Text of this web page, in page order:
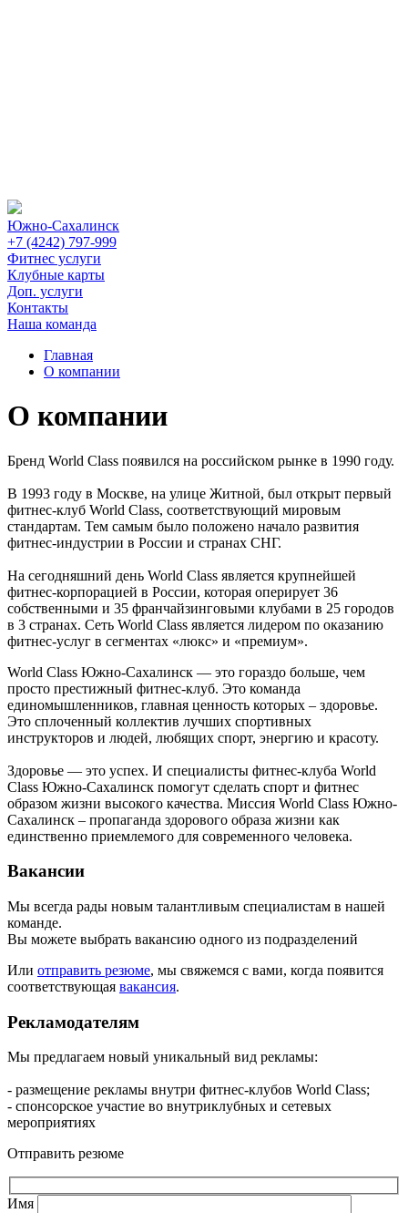
Южно-Сахалинск
+7 (4242) 797-999
Фитнес услуги
Клубные карты
Доп. услуги
Контакты
Наша команда
Главная
О компании
О компании
Бренд World Class появился на российском рынке в 1990 году.
В 1993 году в Москве, на улице Житной, был открыт первый
фитнес-клуб World Class, соответствующий мировым
стандартам. Тем самым было положено начало развития
фитнес-индустрии в России и странах СНГ.
На сегодняшний день World Class является крупнейшей
фитнес-корпорацией в России, которая оперирует 36
собственными и 35 франчайзинговыми клубами в 25 городов
в 3 странах. Сеть World Class является лидером по оказанию
фитнес-услуг в сегментах «люкс» и «премиум».
World Class Южно-Сахалинск — это гораздо больше, чем
просто престижный фитнес-клуб. Это команда
единомышленников, главная ценность которых – здоровье.
Это сплоченный коллектив лучших спортивных
инструкторов и людей, любящих спорт, энергию и красоту.
Здоровье — это успех. И специалисты фитнес-клуба World
Class Южно-Сахалинск помогут сделать спорт и фитнес
образом жизни высокого качества. Миссия World Class Южно-
Сахалинск – пропаганда здорового образа жизни как
единственно приемлемого для современного человека.
Вакансии
Мы всегда рады новым талантливым специалистам в нашей
команде.
Вы можете выбрать вакансию одного из подразделений
Или отправить резюме, мы свяжемся с вами, когда появится
соответствующая вакансия.
Рекламодателям
Мы предлагаем новый уникальный вид рекламы:
- размещение рекламы внутри фитнес-клубов World Class;
- спонсорское участие во внутриклубных и сетевых
мероприятиях
Отправить резюме
Имя